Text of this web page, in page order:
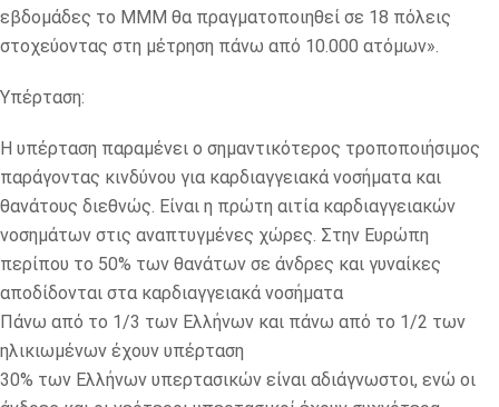
εβδομάδες το ΜΜΜ θα πραγματοποιηθεί σε 18 πόλεις
στοχεύοντας στη μέτρηση πάνω από 10.000 ατόμων».
Υπέρταση:
Η υπέρταση παραμένει ο σημαντικότερος τροποποιήσιμος
παράγοντας κινδύνου για καρδιαγγειακά νοσήματα και
θανάτους διεθνώς. Είναι η πρώτη αιτία καρδιαγγειακών
νοσημάτων στις αναπτυγμένες χώρες. Στην Ευρώπη
περίπου το 50% των θανάτων σε άνδρες και γυναίκες
αποδίδονται στα καρδιαγγειακά νοσήματα
Πάνω από το 1/3 των Ελλήνων και πάνω από το 1/2 των
ηλικιωμένων έχουν υπέρταση
30% των Ελλήνων υπερτασικών είναι αδιάγνωστοι, ενώ οι